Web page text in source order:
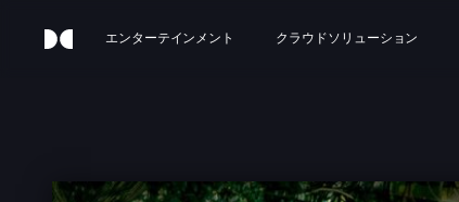
エンターテインメント クラウドソリューション